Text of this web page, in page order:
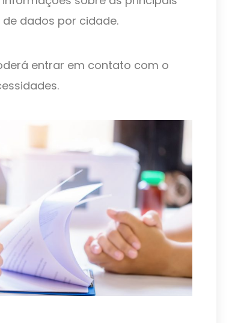
dados por cidade.
entrar em contato com o